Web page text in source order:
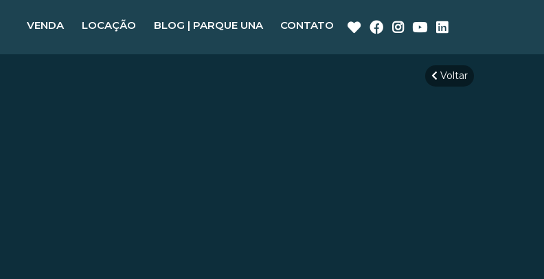
VENDA LOCAÇÃO BLOG | PARQUE UNA CONTATO
Voltar